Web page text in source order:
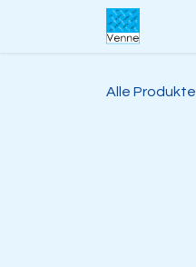
Zum Inhalt springen
Alle Produkte